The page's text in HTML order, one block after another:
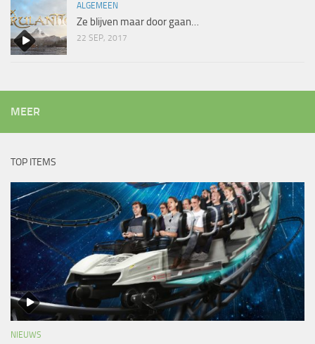
ALGEMEEN
Ze blijven maar door gaan…
22 SEP, 2017
MEER
TOP ITEMS
NIEUWS